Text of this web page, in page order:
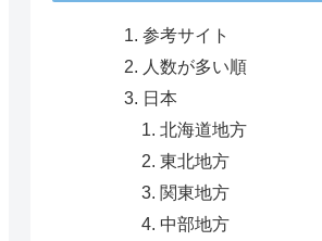
参考サイト
人数が多い順
日本
北海道地方
東北地方
関東地方
中部地方